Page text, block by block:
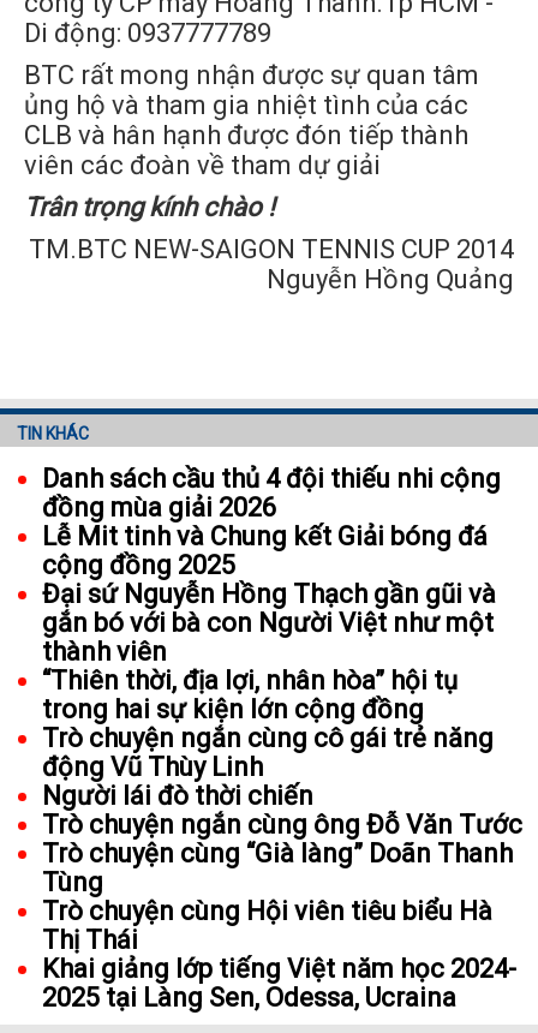
Di động: 0937777789
BTC rất mong nhận được sự quan tâm
ủng hộ và tham gia nhiệt tình của các
CLB và hân hạnh được đón tiếp thành
viên các đoàn về tham dự giải
Trân trọng kính chào !
TM.BTC NEW-SAIGON TENNIS CUP 2014
Nguyễn Hồng Quảng
TIN KHÁC
Danh sách cầu thủ 4 đội thiếu nhi cộng
đồng mùa giải 2026
Lễ Mit tinh và Chung kết Giải bóng đá
cộng đồng 2025
Đại sứ Nguyễn Hồng Thạch gần gũi và
gắn bó với bà con Người Việt như một
thành viên
“Thiên thời, địa lợi, nhân hòa” hội tụ
trong hai sự kiện lớn cộng đồng
Trò chuyện ngắn cùng cô gái trẻ năng
động Vũ Thùy Linh
Người lái đò thời chiến
Trò chuyện ngắn cùng ông Đỗ Văn Tước
Trò chuyện cùng “Già làng” Doãn Thanh
Tùng
Trò chuyện cùng Hội viên tiêu biểu Hà
Thị Thái
Khai giảng lớp tiếng Việt năm học 2024-
2025 tại Làng Sen, Odessa, Ucraina